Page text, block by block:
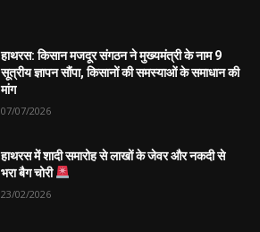
हाथरस: किसान मजदूर संगठन ने मुख्यमंत्री के नाम 9
सूत्रीय ज्ञापन सौंपा, किसानों की समस्याओं के समाधान की
मांग
07/07/2026
हाथरस में शादी समारोह से लाखों के जेवर और नकदी से
भरा बैग चोरी
23/02/2026